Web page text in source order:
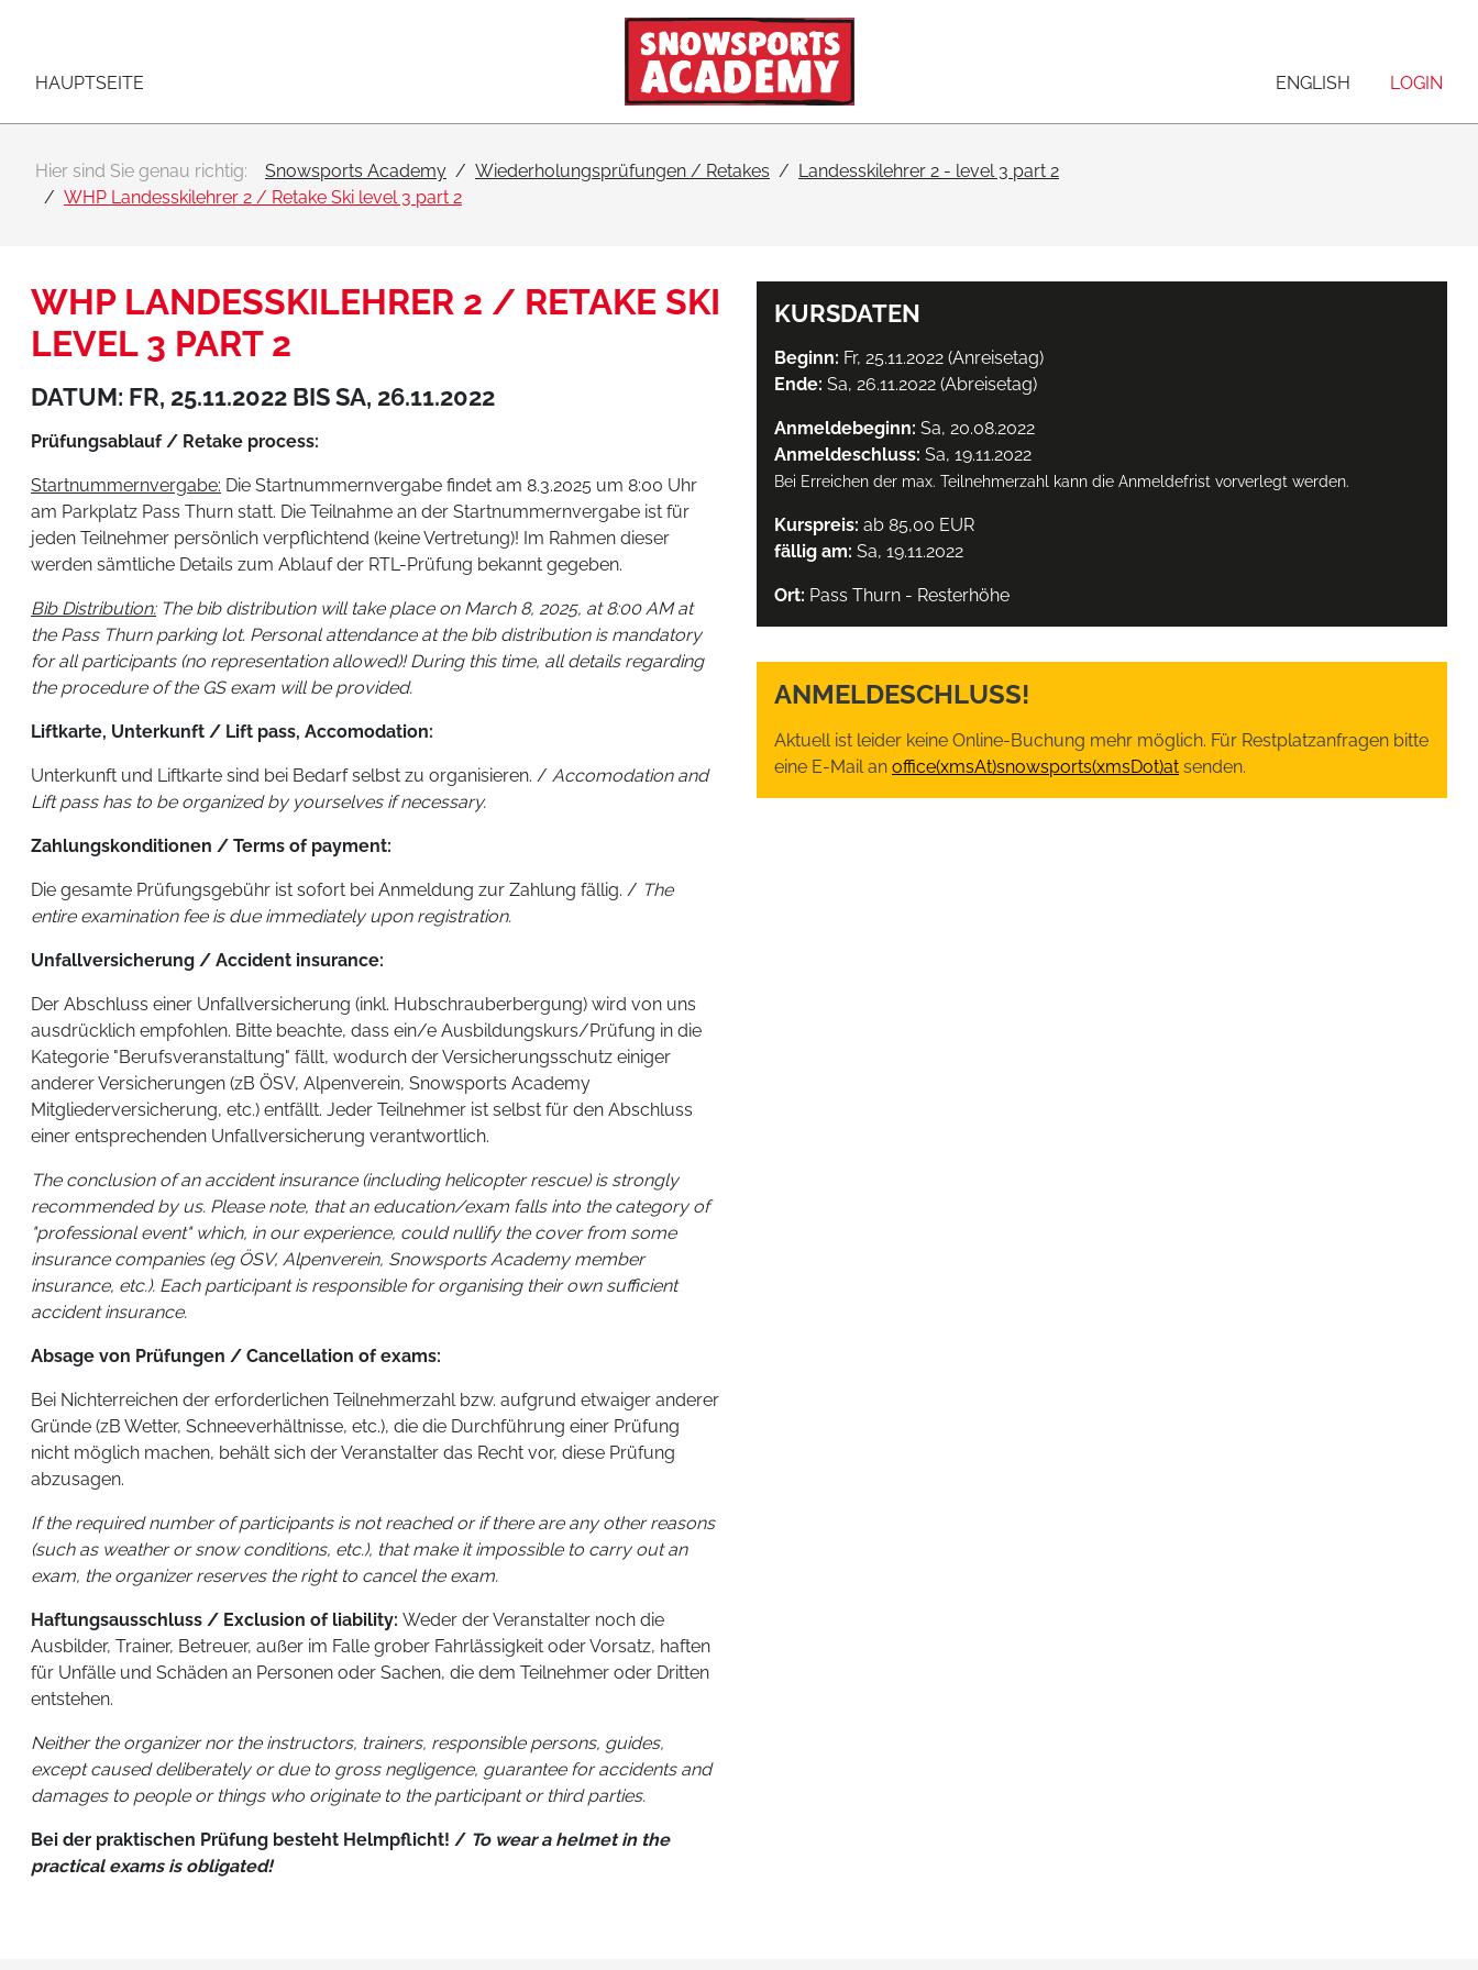
HAUPTSEITE ENGLISH LOGIN
Hier sind Sie genau richtig: Snowsports Academy Wiederholungsprüfungen / Retakes
Landesskilehrer 2 - level 3 part 2
WHP Landesskilehrer 2 / Retake Ski level 3 part 2
WHP LANDESSKILEHRER 2 / RETAKE SKI
LEVEL 3 PART 2
DATUM: FR, 25.11.2022 BIS SA, 26.11.2022
Prüfungsablauf / Retake process:
Startnummernvergabe: Die Startnummernvergabe findet am 8.3.2025 um 8:00 Uhr
am Parkplatz Pass Thurn statt. Die Teilnahme an der Startnummernvergabe ist für
jeden Teilnehmer persönlich verpflichtend (keine Vertretung)! Im Rahmen dieser
werden sämtliche Details zum Ablauf der RTL-Prüfung bekannt gegeben.
Bib Distribution:The bib distribution will take place on March 8, 2025, at 8:00 AM at
the Pass Thurn parking lot. Personal attendance at the bib distribution is mandatory
for all participants (no representation allowed)! During this time, all details regarding
the procedure of the GS exam will be provided.
Liftkarte, Unterkunft / Lift pass, Accomodation:
Unterkunft und Liftkarte sind bei Bedarf selbst zu organisieren. / Accomodation and
Lift pass has to be organized by yourselves if necessary.
Zahlungskonditionen / Terms of payment:
Die gesamte Prüfungsgebühr ist sofort bei Anmeldung zur Zahlung fällig. / The
entire examination fee is due immediately upon registration.
Unfallversicherung / Accident insurance:
Der Abschluss einer Unfallversicherung (inkl. Hubschrauberbergung) wird von uns
ausdrücklich empfohlen. Bitte beachte, dass ein/e Ausbildungskurs/Prüfung in die
Kategorie "Berufsveranstaltung" fällt, wodurch der Versicherungsschutz einiger
anderer Versicherungen (zB ÖSV, Alpenverein, Snowsports Academy
Mitgliederversicherung, etc.) entfällt. Jeder Teilnehmer ist selbst für den Abschluss
einer entsprechenden Unfallversicherung verantwortlich.
The conclusion of an accident insurance (including helicopter rescue) is strongly
recommended by us. Please note, that an education/exam falls into the category of
"professional event" which, in our experience, could nullify the cover from some
insurance companies (eg ÖSV, Alpenverein, Snowsports Academy member
insurance, etc.). Each participant is responsible for organising their own sufficient
accident insurance.
Absage von Prüfungen / Cancellation of exams:
Bei Nichterreichen der erforderlichen Teilnehmerzahl bzw. aufgrund etwaiger anderer
Gründe (zB Wetter, Schneeverhältnisse, etc.), die die Durchführung einer Prüfung
nicht möglich machen, behält sich der Veranstalter das Recht vor, diese Prüfung
abzusagen.
If the required number of participants is not reached or if there are any other reasons
(such as weather or snow conditions, etc.), that make it impossible to carry out an
exam, the organizer reserves the right to cancel the exam.
Haftungsausschluss / Exclusion of liability: Weder der Veranstalter noch die
Ausbilder, Trainer, Betreuer, außer im Falle grober Fahrlässigkeit oder Vorsatz, haften
für Unfälle und Schäden an Personen oder Sachen, die dem Teilnehmer oder Dritten
entstehen.
Neither the organizer nor the instructors, trainers, responsible persons, guides,
except caused deliberately or due to gross negligence, guarantee for accidents and
damages to people or things who originate to the participant or third parties.
Bei der praktischen Prüfung besteht Helmpflicht! / To wear a helmet in the
practical exams is obligated!
KURSDATEN
Beginn: Fr, 25.11.2022 (Anreisetag)
Ende: Sa, 26.11.2022 (Abreisetag)
Anmeldebeginn: Sa, 20.08.2022
Anmeldeschluss: Sa, 19.11.2022
Bei Erreichen der max. Teilnehmerzahl kann die Anmeldefrist vorverlegt werden.
Kurspreis: ab 85,00 EUR
fällig am: Sa, 19.11.2022
Ort: Pass Thurn - Resterhöhe
ANMELDESCHLUSS!
Aktuell ist leider keine Online-Buchung mehr möglich. Für Restplatzanfragen bitte
eine E-Mail an office(xmsAt)snowsports(xmsDot)at senden.